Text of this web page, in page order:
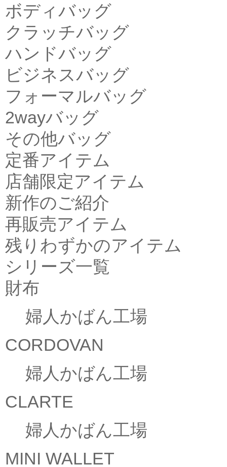
ボディバッグ
クラッチバッグ
ハンドバッグ
ビジネスバッグ
フォーマルバッグ
2wayバッグ
その他バッグ
定番アイテム
店舗限定アイテム
新作のご紹介
再販売アイテム
残りわずかのアイテム
シリーズ一覧
財布
婦人かばん工場
CORDOVAN
婦人かばん工場
CLARTE
婦人かばん工場
MINI WALLET